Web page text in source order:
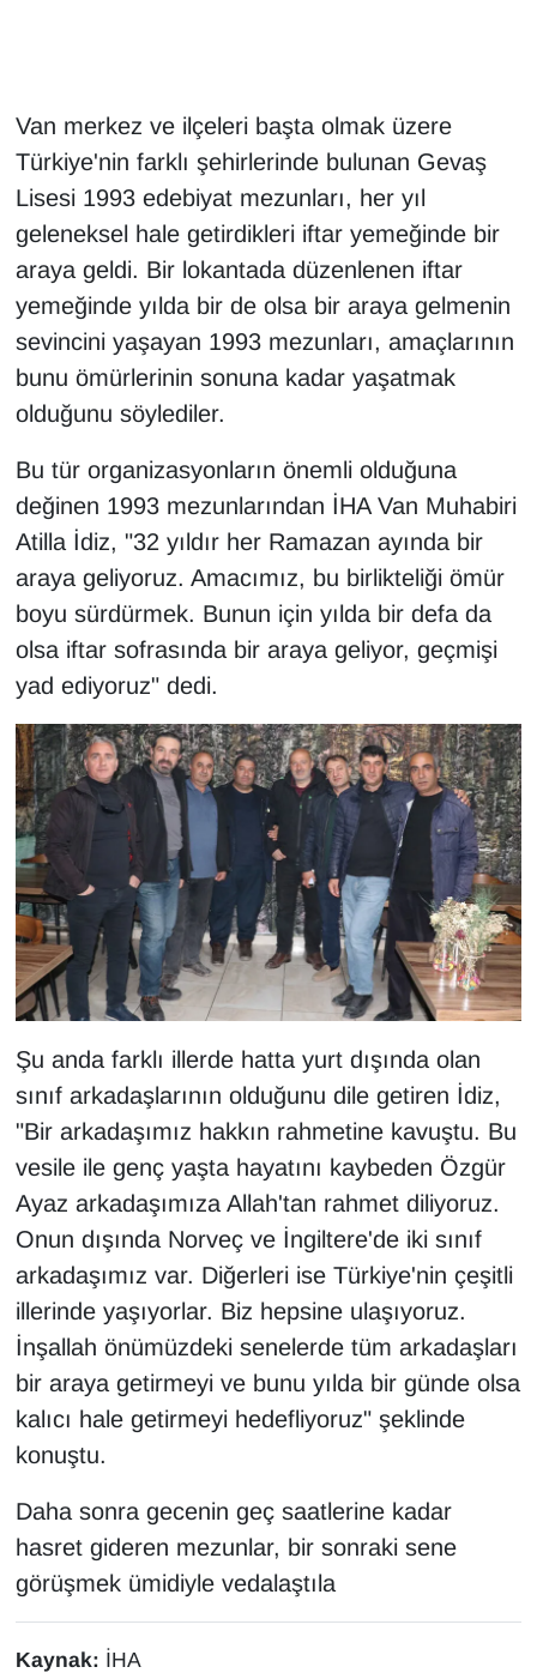
Van merkez ve ilçeleri başta olmak üzere
Türkiye'nin farklı şehirlerinde bulunan Gevaş
Lisesi 1993 edebiyat mezunları, her yıl
geleneksel hale getirdikleri iftar yemeğinde bir
araya geldi. Bir lokantada düzenlenen iftar
yemeğinde yılda bir de olsa bir araya gelmenin
sevincini yaşayan 1993 mezunları, amaçlarının
bunu ömürlerinin sonuna kadar yaşatmak
olduğunu söylediler.
Bu tür organizasyonların önemli olduğuna
değinen 1993 mezunlarından İHA Van Muhabiri
Atilla İdiz, "32 yıldır her Ramazan ayında bir
araya geliyoruz. Amacımız, bu birlikteliği ömür
boyu sürdürmek. Bunun için yılda bir defa da
olsa iftar sofrasında bir araya geliyor, geçmişi
yad ediyoruz" dedi.
Şu anda farklı illerde hatta yurt dışında olan
sınıf arkadaşlarının olduğunu dile getiren İdiz,
"Bir arkadaşımız hakkın rahmetine kavuştu. Bu
vesile ile genç yaşta hayatını kaybeden Özgür
Ayaz arkadaşımıza Allah'tan rahmet diliyoruz.
Onun dışında Norveç ve İngiltere'de iki sınıf
arkadaşımız var. Diğerleri ise Türkiye'nin çeşitli
illerinde yaşıyorlar. Biz hepsine ulaşıyoruz.
İnşallah önümüzdeki senelerde tüm arkadaşları
bir araya getirmeyi ve bunu yılda bir günde olsa
kalıcı hale getirmeyi hedefliyoruz" şeklinde
konuştu.
Daha sonra gecenin geç saatlerine kadar
hasret gideren mezunlar, bir sonraki sene
görüşmek ümidiyle vedalaştıla
Kaynak: İHA
Haber
HABERDE İNSAN
İngilizce
Kadın
Kamu Alımları
Kim Kimdir?
Kültür & Sanat
KURDÎ
MAGAZİN
MEDYA
ONE EKONOMİ
POLİTİKA
Resmi İlanlar
RÖPORTAJ
SAĞLIK
Sinema - TV
SİYASET
SPOR
TEBRİK
TEKNOLOJİ
Turizm
VAN'DA SPOR
Vasıta
YAŞAM
YEREL